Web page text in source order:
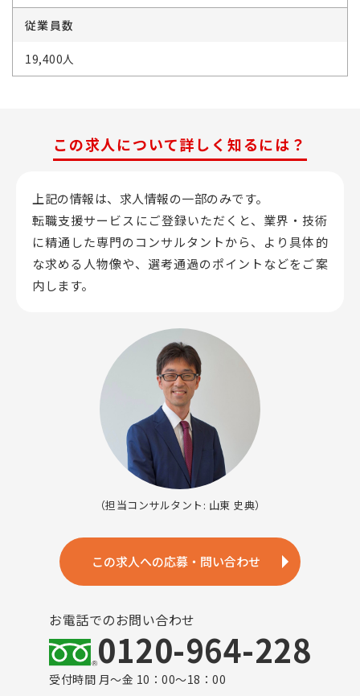
従業員数
19,400人
この求人について詳しく知るには？
上記の情報は、求人情報の一部のみです。
転職支援サービスにご登録いただくと、業界・技術
に精通した専門のコンサルタントから、 より具体的
な求める人物像や、選考通過のポイントなどをご案
内します。
（担当コンサルタント: 山東 史典）
この求人への応募・問い合わせ
お電話でのお問い合わせ
0120-964-228
受付時間 月～金 10：00～18：00